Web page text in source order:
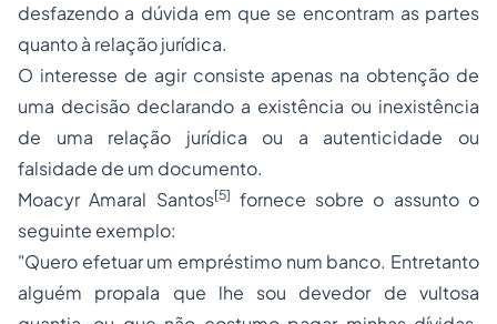
desfazendo a dúvida em que se encontram as partes
quanto à relação jurídica.
O interesse de agir consiste apenas na obtenção de
uma decisão declarando a existência ou inexistência
de uma relação jurídica ou a autenticidade ou
falsidade de um documento.
Moacyr Amaral Santos[5] fornece sobre o assunto o
seguinte exemplo:
"Quero efetuar um empréstimo num banco. Entretanto
alguém propala que lhe sou devedor de vultosa